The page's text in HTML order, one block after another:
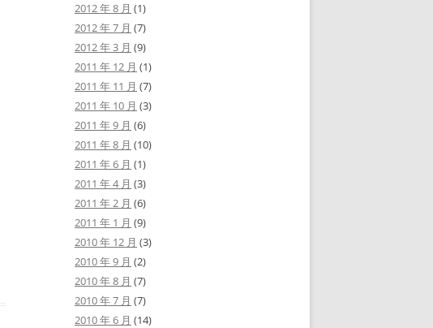
2012 年 8 月 (1)
2012 年 7 月 (7)
2012 年 3 月 (9)
2011 年 12 月 (1)
2011 年 11 月 (7)
2011 年 10 月 (3)
2011 年 9 月 (6)
2011 年 8 月 (10)
2011 年 6 月 (1)
2011 年 4 月 (3)
2011 年 2 月 (6)
2011 年 1 月 (9)
2010 年 12 月 (3)
2010 年 9 月 (2)
2010 年 8 月 (7)
2010 年 7 月 (7)
2010 年 6 月 (14)